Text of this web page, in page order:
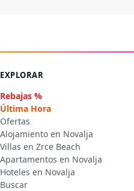
EXPLORAR
Rebajas %
Última Hora
Ofertas
Alojamiento en Novalja
Villas en Zrce Beach
Apartamentos en Novalja
Hoteles en Novalja
Buscar